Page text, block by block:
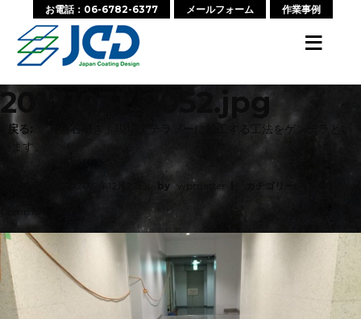
お電話：06-6782-6377 メールフォーム 作業事例
≡
20171031_2052.jpg
‹ 戻る:
「人造石研ぎ」現場でテラゾーに加工する工法をゲンテラとい
います。
by wpmaster
Comments